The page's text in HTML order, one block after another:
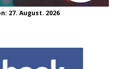
27. August. 2026